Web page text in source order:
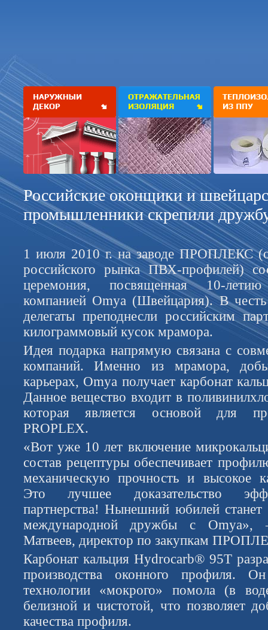
Российские оконщики и
промышленники скрепили
1 июля 2010 г. на заводе ПРОПЛЕКС
российского рынка ПВХ-профилей)
церемония, посвященная 10-
компанией Omya (Швейцария). В
делегаты преподнесли российским
килограммовый кусок мрамора.
Идея подарка напрямую связана с
компаний. Именно из мрамора,
карьерах, Omya получает карбонат
Данное вещество входит в
которая является основой для
PROPLEX.
«Вот уже 10 лет включение
состав рецептуры обеспечивает
механическую прочность и высокое
Это лучшее доказательство
партнерства! Нынешний юбилей станет
международной дружбы с Omya»,
Матвеев, директор по закупкам
Карбонат кальция Hydrocarb® 95T
производства оконного профиля. Он
технологии «мокрого» помола (в
белизной и чистотой, что позволяет
качества профиля.